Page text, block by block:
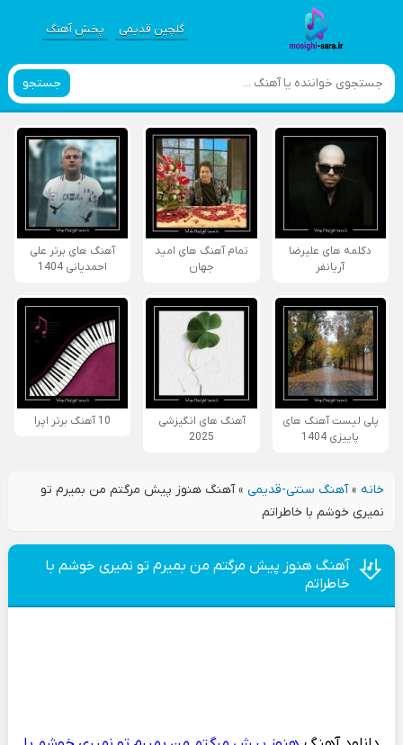
گلچین قدیمی پخش آهنگ
جستجو
دکلمه های علیرضا
آریانفر
تمام آهنگ های امید
جهان
آهنگ های برتر علی
احمدیانی 1404
پلی لیست آهنگ های
پاییزی 1404
آهنگ های انگیزشی
2025
10 آهنگ برتر اپرا
خانه»آهنگ سنتی-قدیمی»آهنگ هنوز پیش مرگتم من بمیرم تو
نمیری خوشم با خاطراتم
آهنگ هنوز پیش مرگتم من بمیرم تو نمیری خوشم با
خاطراتم